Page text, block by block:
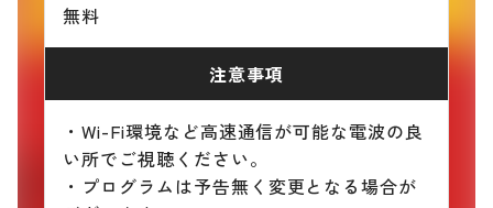
無料
注意事項
・Wi-Fi環境など高速通信が可能な電波の良
い所でご視聴ください。
・プログラムは予告無く変更となる場合が